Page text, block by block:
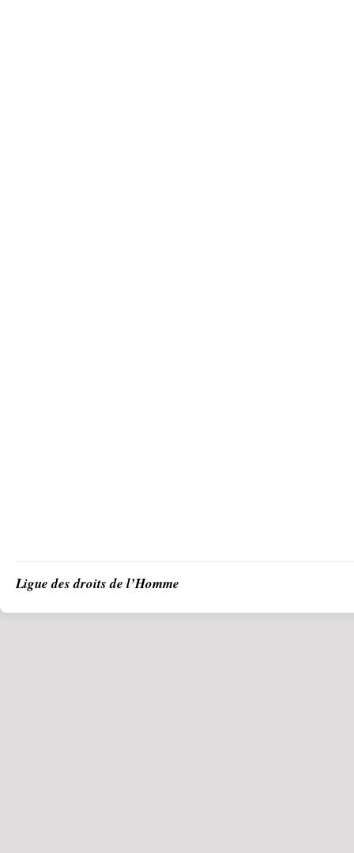
Ligue des droits de l’Homme